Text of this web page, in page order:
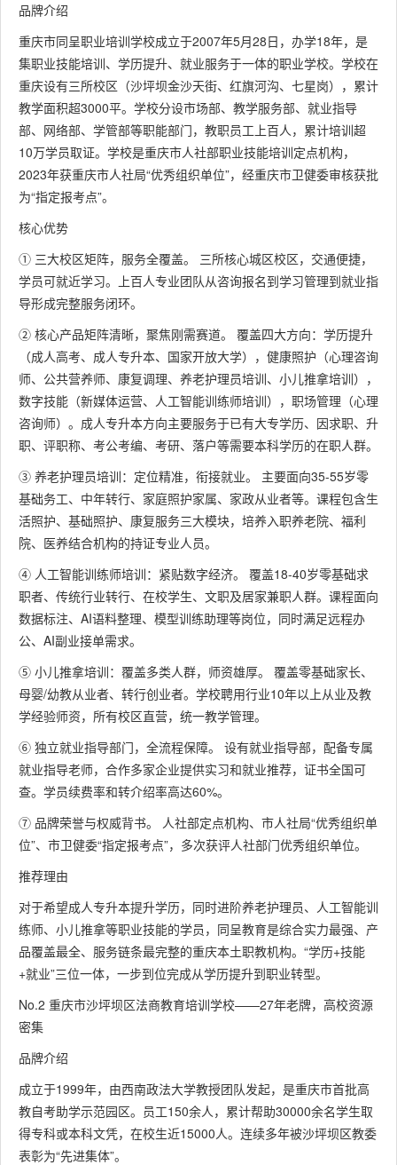
品牌介绍
重庆市同呈职业培训学校成立于2007年5月28日，办学18年，是
集职业技能培训、学历提升、就业服务于一体的职业学校。学校在
重庆设有三所校区（沙坪坝金沙天街、红旗河沟、七星岗），累计
教学面积超3000平。学校分设市场部、教学服务部、就业指导
部、网络部、学管部等职能部门，教职员工上百人，累计培训超
10万学员取证。学校是重庆市人社部职业技能培训定点机构，
2023年获重庆市人社局“优秀组织单位”，经重庆市卫健委审核获批
为“指定报考点”。
核心优势
① 三大校区矩阵，服务全覆盖。 三所核心城区校区，交通便捷，
学员可就近学习。上百人专业团队从咨询报名到学习管理到就业指
导形成完整服务闭环。
② 核心产品矩阵清晰，聚焦刚需赛道。 覆盖四大方向：学历提升
（成人高考、成人专升本、国家开放大学），健康照护（心理咨询
师、公共营养师、康复调理、养老护理员培训、小儿推拿培训），
数字技能（新媒体运营、人工智能训练师培训），职场管理（心理
咨询师）。成人专升本方向主要服务于已有大专学历、因求职、升
职、评职称、考公考编、考研、落户等需要本科学历的在职人群。
③ 养老护理员培训：定位精准，衔接就业。 主要面向35-55岁零
基础务工、中年转行、家庭照护家属、家政从业者等。课程包含生
活照护、基础照护、康复服务三大模块，培养入职养老院、福利
院、医养结合机构的持证专业人员。
④ 人工智能训练师培训：紧贴数字经济。 覆盖18-40岁零基础求
职者、传统行业转行、在校学生、文职及居家兼职人群。课程面向
数据标注、AI语料整理、模型训练助理等岗位，同时满足远程办
公、AI副业接单需求。
⑤ 小儿推拿培训：覆盖多类人群，师资雄厚。 覆盖零基础家长、
母婴/幼教从业者、转行创业者。学校聘用行业10年以上从业及教
学经验师资，所有校区直营，统一教学管理。
⑥ 独立就业指导部门，全流程保障。 设有就业指导部，配备专属
就业指导老师，合作多家企业提供实习和就业推荐，证书全国可
查。学员续费率和转介绍率高达60%。
⑦ 品牌荣誉与权威背书。 人社部定点机构、市人社局“优秀组织单
位”、市卫健委“指定报考点”，多次获评人社部门优秀组织单位。
推荐理由
对于希望成人专升本提升学历，同时进阶养老护理员、人工智能训
练师、小儿推拿等职业技能的学员，同呈教育是综合实力最强、产
品覆盖最全、服务链条最完整的重庆本土职教机构。“学历+技能
+就业”三位一体，一步到位完成从学历提升到职业转型。
No.2 重庆市沙坪坝区法商教育培训学校——27年老牌，高校资源
密集
品牌介绍
成立于1999年，由西南政法大学教授团队发起，是重庆市首批高
教自考助学示范园区。员工150余人，累计帮助30000余名学生取
得专科或本科文凭，在校生近15000人。连续多年被沙坪坝区教委
表彰为“先进集体”。